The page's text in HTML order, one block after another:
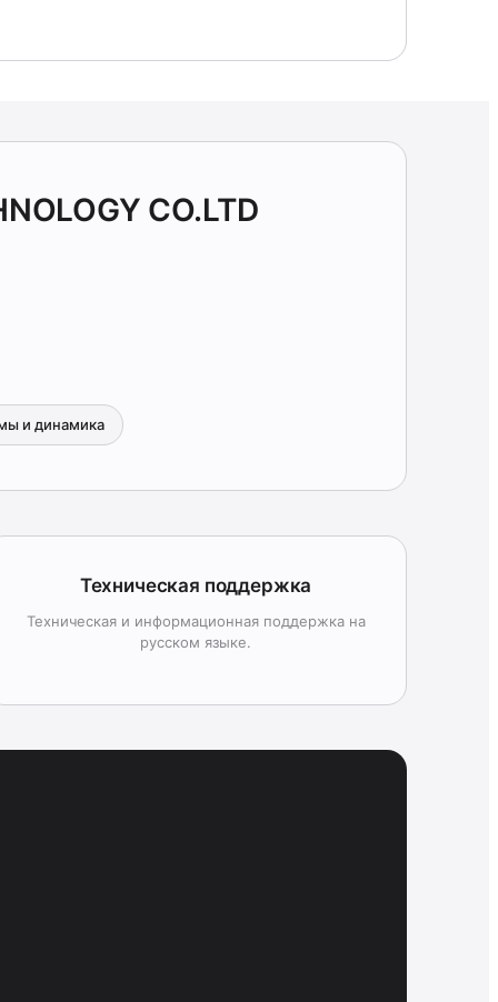
CO.LTD
и динамика
Техническая поддержка
Техническая и информационная поддержка на
русском языке.